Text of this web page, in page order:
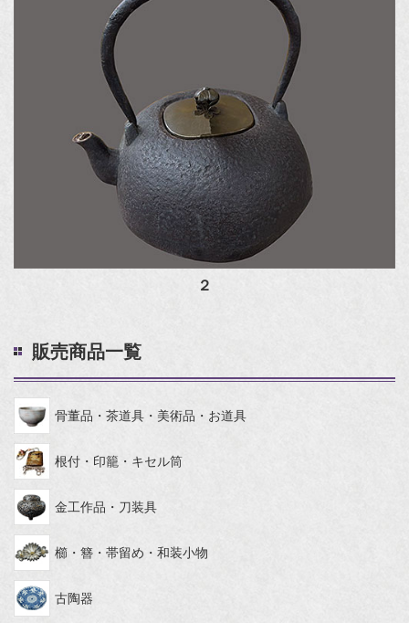
２
販売商品一覧
骨董品・茶道具・美術品・お道具
根付・印籠・キセル筒
金工作品・刀装具
櫛・簪・帯留め・和装小物
古陶器